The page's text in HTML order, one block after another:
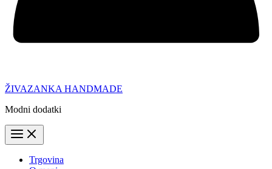
ŽIVAZANKA HANDMADE
Modni dodatki
Trgovina